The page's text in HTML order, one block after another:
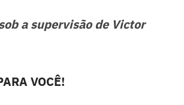
a supervisão de Victor
VOCÊ!